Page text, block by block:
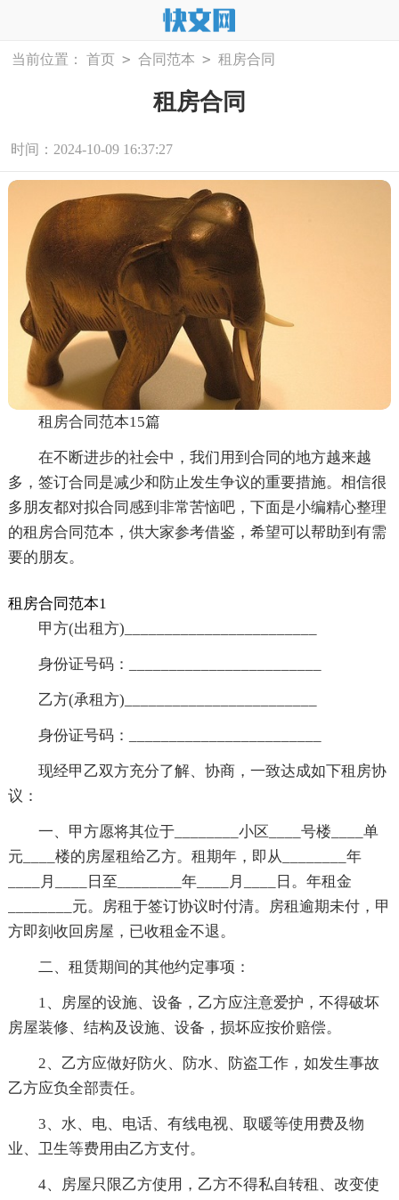
当前位置： 首页 > 合同范本 > 租房合同
租房合同
时间：2024-10-09 16:37:27
租房合同范本15篇
在不断进步的社会中，我们用到合同的地方越来越
多，签订合同是减少和防止发生争议的重要措施。相信很
多朋友都对拟合同感到非常苦恼吧，下面是小编精心整理
的租房合同范本，供大家参考借鉴，希望可以帮助到有需
要的朋友。
租房合同范本1
甲方(出租方)________________________
身份证号码：________________________
乙方(承租方)________________________
身份证号码：________________________
现经甲乙双方充分了解、协商，一致达成如下租房协
议：
一、甲方愿将其位于________小区____号楼____单
元____楼的房屋租给乙方。租期年，即从________年
____月____日至________年____月____日。年租金
________元。房租于签订协议时付清。房租逾期未付，甲
方即刻收回房屋，已收租金不退。
二、租赁期间的其他约定事项：
1、房屋的设施、设备，乙方应注意爱护，不得破坏
房屋装修、结构及设施、设备，损坏应按价赔偿。
2、乙方应做好防火、防水、防盗工作，如发生事故
乙方应负全部责任。
3、水、电、电话、有线电视、取暖等使用费及物
业、卫生等费用由乙方支付。
4、房屋只限乙方使用，乙方不得私自转租、改变使